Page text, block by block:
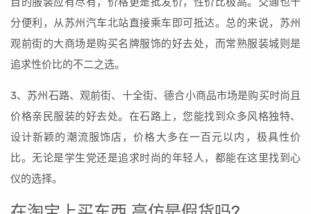
分便利，从苏州汽车北站直接乘车即可抵达。总的来说，苏州
观前街的大商场是购买名牌服饰的好去处，而常熟服装城则是
追求性价比的不二之选。
3、苏州石路、观前街、十全街、德合小商品市场是购买时尚且
价格亲民服装的好去处。在石路上，您能找到众多风格独特、
设计新颖的潮流服饰店，价格大多在一百元以内，极具性价
比。无论是学生党还是追求时尚的年轻人，都能在这里找到心
仪的选择。